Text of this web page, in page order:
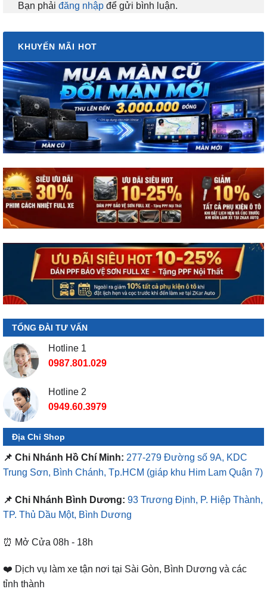
Bạn phải đăng nhập để gửi bình luận.
KHUYẾN MÃI HOT
TỔNG ĐÀI TƯ VẤN
Hotline 1
0987.801.029
Hotline 2
0949.60.3979
Địa Chỉ Shop
📌 Chi Nhánh Hồ Chí Minh: 277-279 Đường số 9A, KDC
Trung Sơn, Bình Chánh, Tp.HCM (giáp khu Him Lam Quận 7)
📌 Chi Nhánh Bình Dương: 93 Trương Định, P. Hiệp Thành,
TP. Thủ Dầu Một, Bình Dương
⏰ Mở Cửa 08h - 18h
❤️ Dịch vụ làm xe tận nơi tại Sài Gòn, Bình Dương và các
tỉnh thành